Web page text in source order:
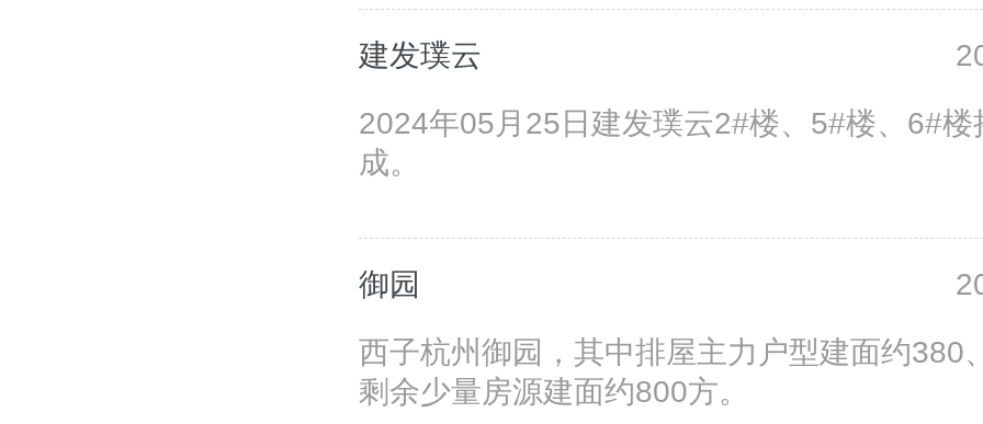
建发璞云
2024年05月25日建发璞云2#楼、5#楼、6#楼
成。
御园
西子杭州御园，其中排屋主力户型建面约380
剩余少量房源建面约800方。